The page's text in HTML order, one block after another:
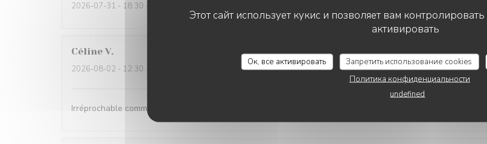
Этот сайт использует кукис и позволяет вам
активировать
Ок, все активировать Запретить использование cookies
Политика конфиденциальности
undefined
2026-07-31 - 18:30 - гости 2
Céline V
2026-08-02 - 12:30 - гости 6 Услуги:5/5 Атмосфера:5/5 Меню:5/5
Irréprochable comme d'habitude Très bon accueil et service, plats délicieux et copieux
L'AILE ET LA CUISSE